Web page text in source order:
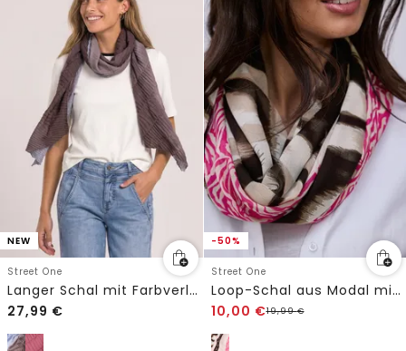
NEW
Street One
Langer Schal mit Farbverlauf
27,99 €
-50%
Street One
Loop-Schal aus Modal mit Mustermix
10,00 €19,99€